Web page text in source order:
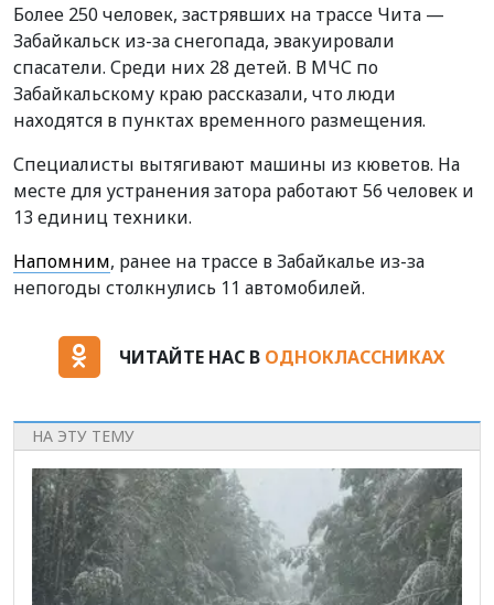
Более 250 человек, застрявших на трассе Чита —
Забайкальск из-за снегопада, эвакуировали
спасатели. Среди них 28 детей. В МЧС по
Забайкальскому краю рассказали, что люди
находятся в пунктах временного размещения.
Специалисты вытягивают машины из кюветов. На
месте для устранения затора работают 56 человек и
13 единиц техники.
Напомним, ранее на трассе в Забайкалье из-за
непогоды столкнулись 11 автомобилей.
ЧИТАЙТЕ НАС В ОДНОКЛАССНИКАХ
НА ЭТУ ТЕМУ